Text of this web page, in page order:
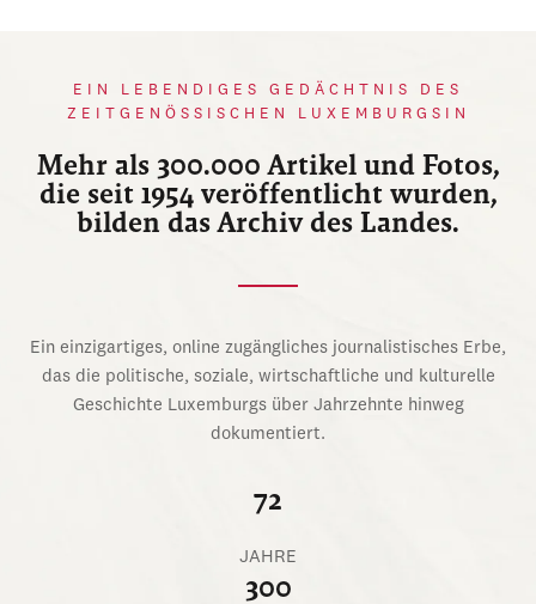
EIN LEBENDIGES GEDÄCHTNIS DES
ZEITGENÖSSISCHEN LUXEMBURGSIN
Mehr als 300.000 Artikel und Fotos,
die seit 1954 veröffentlicht wurden,
bilden das Archiv des Landes.
Ein einzigartiges, online zugängliches journalistisches Erbe,
das die politische, soziale, wirtschaftliche und kulturelle
Geschichte Luxemburgs über Jahrzehnte hinweg
dokumentiert.
72
JAHRE
300